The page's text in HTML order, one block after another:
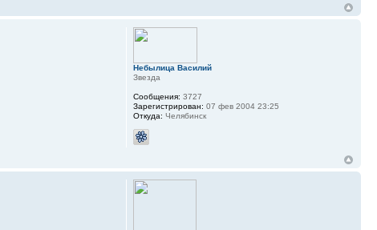
Небылица Василий
Звезда
Сообщения: 3727
Зарегистрирован: 07 фев 2004 23:25
Откуда: Челябинск